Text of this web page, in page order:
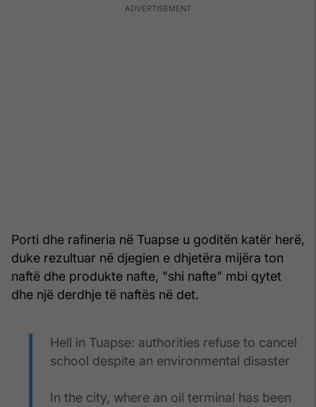
Porti dhe rafineria në Tuapse u goditën katër herë,
duke rezultuar në djegien e dhjetëra mijëra ton
naftë dhe produkte nafte, "shi nafte" mbi qytet
dhe një derdhje të naftës në det.
Hell in Tuapse: authorities refuse to cancel
school despite an environmental disaster
In the city, where an oil terminal has been